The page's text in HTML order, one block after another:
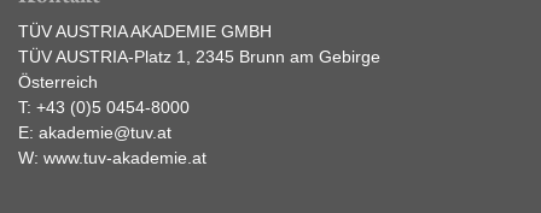
TÜV AUSTRIA AKADEMIE GMBH
TÜV AUSTRIA-Platz 1, 2345 Brunn am Gebirge
Österreich
T: +43 (0)5 0454-8000
E: akademie@tuv.at
W: www.tuv-akademie.at